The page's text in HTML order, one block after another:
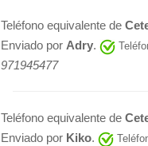
Teléfono equivalente de
Enviado por Adry.
971945477
Teléfono equivalente de
Enviado por Kiko.